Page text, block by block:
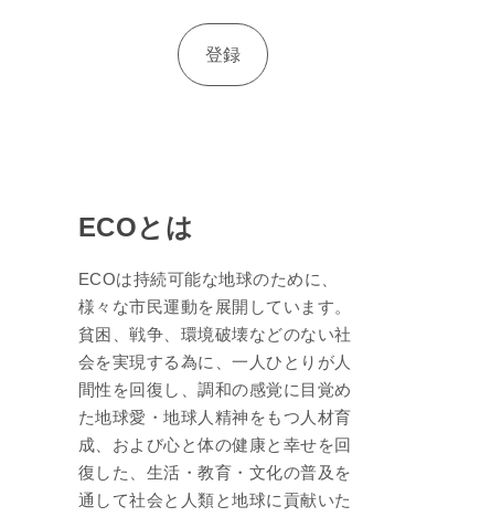
ECOとは
ECOは持続可能な地球のために、
様々な市民運動を展開しています。
貧困、戦争、環境破壊などのない社
会を実現する為に、一人ひとりが人
間性を回復し、調和の感覚に目覚め
た地球愛・地球人精神をもつ人材育
成、および心と体の健康と幸せを回
復した、生活・教育・文化の普及を
通して社会と人類と地球に貢献いた